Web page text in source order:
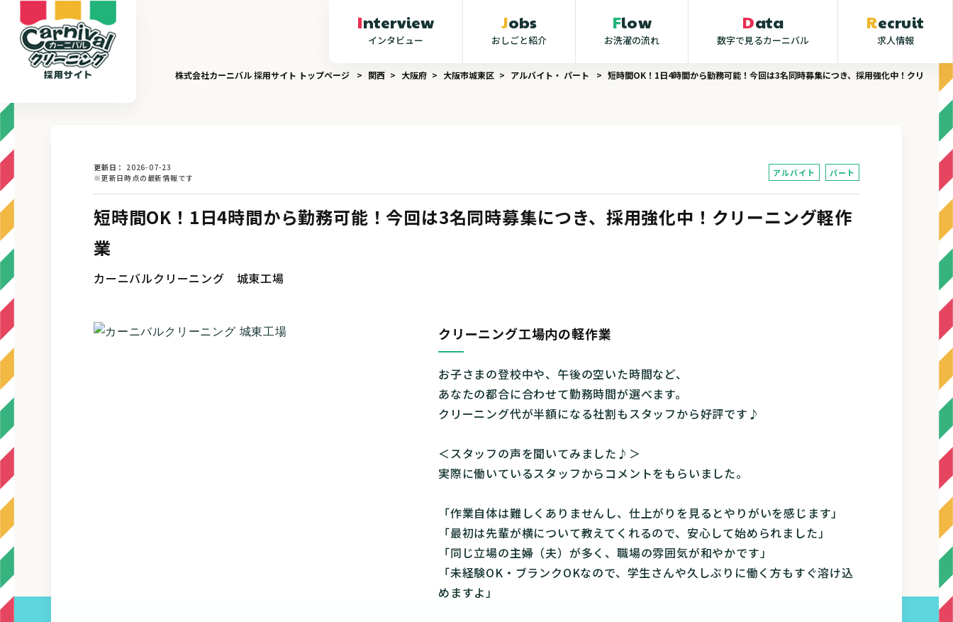
Interview
インタビュー
Jobs
おしごと紹介
Flow
お洗濯の流れ
Data
数字で見るカーニバル
Recruit
求人情報
株式会社カーニバル 採用サイト トップページ 関西 大阪府 大阪市城東区 アルバイト・ パート 短時間OK！1日4時間から勤務可能！今回は3名同時募集につき、採用強化中！クリーニ
更新日
2026-07-23
※更新日時点の最新情報です
アルバイト パート
短時間OK！1日4時間から勤務可能！今回は3名同時募集につき、採用強化中！クリーニング軽作
業
カーニバルクリーニング 城東工場
クリーニング工場内の軽作業
お子さまの登校中や、午後の空いた時間など、
あなたの都合に合わせて勤務時間が選べます。
クリーニング代が半額になる社割もスタッフから好評です♪
＜スタッフの声を聞いてみました♪＞
実際に働いているスタッフからコメントをもらいました。
「作業自体は難しくありませんし、仕上がりを見るとやりがいを感じます」
「最初は先輩が横について教えてくれるので、安心して始められました」
「同じ立場の主婦（夫）が多く、職場の雰囲気が和やかです」
「未経験OK・ブランクOKなので、学生さんや久しぶりに働く方もすぐ溶け込
めますよ」